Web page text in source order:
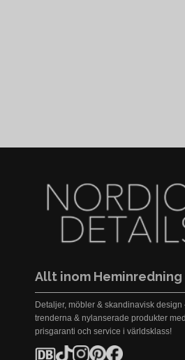
Allt inom Heminredning
Detaljer, möbler & skandinavisk
trenderna & nylanserade produkter
prisgaranti och service i världsklass!